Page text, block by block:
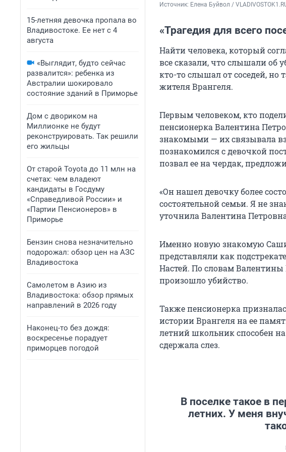
15-летняя девочка пропала во
Владивостоке. Ее нет с 4
августа
«Выглядит, будто сейчас
развалится»: ребенка из
Австралии шокировало
состояние зданий в Приморье
Дом с двориком на
Миллионке не будут
реконструировать. Так решили
его жильцы
От старой Toyota до 11 млн на
счетах: чем владеют
кандидаты в Госдуму
«Справедливой России» и
«Партии Пенсионеров» в
Приморье
Бензин снова незначительно
подорожал: обзор цен на АЗС
Владивостока
Самолетом в Азию из
Владивостока: обзор прямых
направлений в 2026 году
Наконец-то без дождя:
воскресенье порадует
приморцев погодой
Источник: Елена Буйвол /
«Трагедия для всего
Найти человека, который
все сказали, что слышали об
кто-то слышал от соседей, но
жителя Врангеля.
Первым человеком, кто
пенсионерка Валентина
знакомыми — их связывала
познакомился с девочкой
позвал ее на чердак,
«Он нашел девочку более
состоятельной семьи. Я не
уточнила Валентина
Именно новую знакомую
представляли как
Настей. По словам
произошло убийство.
Также пенсионерка
истории Врангеля на ее
летний школьник способен
сдержала слез.
В поселке такое в
летних. У меня